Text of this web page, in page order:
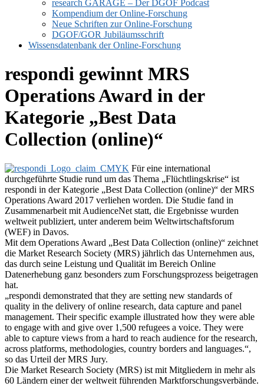
research GARAGE – Der DGOF Podcast
Kompendium der Online-Forschung
Neue Schriften zur Online-Forschung
DGOF/GOR Jubiläumsschrift
Wissensdatenbank der Online-Forschung
respondi gewinnt MRS
Operations Award in der
Kategorie „Best Data
Collection (online)“
Für eine international
durchgeführte Studie rund um das Thema „Flüchtlingskrise“ ist
respondi in der Kategorie „Best Data Collection (online)“ der MRS
Operations Award 2017 verliehen worden. Die Studie fand in
Zusammenarbeit mit AudienceNet statt, die Ergebnisse wurden
weltweit publiziert, unter anderem beim Weltwirtschaftsforum
(WEF) in Davos.
Mit dem Operations Award „Best Data Collection (online)“ zeichnet
die Market Research Society (MRS) jährlich das Unternehmen aus,
das durch seine Leistung und Qualität im Bereich Online
Datenerhebung ganz besonders zum Forschungsprozess beigetragen
hat.
„respondi demonstrated that they are setting new standards of
quality in the delivery of online research, data capture and panel
management. Their specific example illustrated how they were able
to engage with and give over 1,500 refugees a voice. They were
able to capture views from a hard to reach audience for the research,
across platforms, methodologies, country borders and languages.“,
so das Urteil der MRS Jury.
Die Market Research Society (MRS) ist mit Mitgliedern in mehr als
60 Ländern einer der weltweit führenden Marktforschungsverbände.